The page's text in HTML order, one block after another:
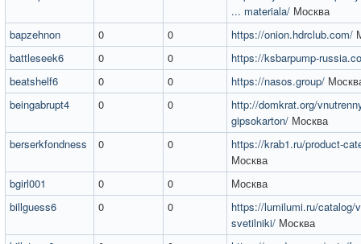
... materiala/ Москва
bapzehnon
0 0 https://onion.hdrclub.com/
battleseek6
0 0
https://ksbarpump-
beatshelf6
0 0 https://nasos.group/
beingabrupt4
0 0
http://domkrat.org/
gipsokarton/ Москва
berserkfondness
0 0
https://krab1.ru/product-
Москва
bgirl001
0 0
Москва
billguess6
0 0
https://lumilumi.ru/catalog/
svetilniki/ Москва